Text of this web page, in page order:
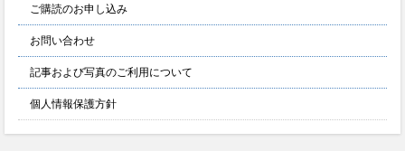
ご購読のお申し込み
お問い合わせ
記事および写真のご利用について
個人情報保護方針